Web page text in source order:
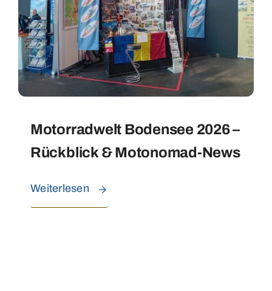
Motorradwelt Bodensee 2026 –
Rückblick & Motonomad-News
Weiterlesen